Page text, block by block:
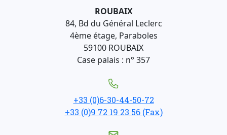
ROUBAIX
84, Bd du Général Leclerc
4ème étage, Paraboles
59100 ROUBAIX
Case palais : n° 357
+33 (0)6-30-44-50-72
+33 (0)9 72 19 23 56 (Fax)